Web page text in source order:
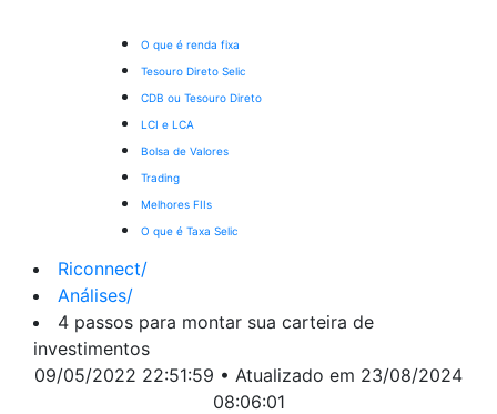
O que é renda fixa
Tesouro Direto Selic
CDB ou Tesouro Direto
LCI e LCA
Bolsa de Valores
Trading
Melhores FIIs
O que é Taxa Selic
Riconnect/
Análises/
4 passos para montar sua carteira de
investimentos
09/05/2022 22:51:59 • Atualizado em 23/08/2024
08:06:01